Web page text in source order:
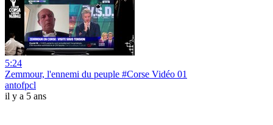
5:24
Zemmour, l'ennemi du peuple #Corse Vidéo 01
antofpcl
il y a 5 ans